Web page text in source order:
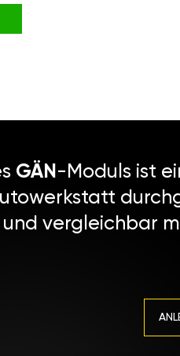
GÄN-Moduls ist
vergleichbar